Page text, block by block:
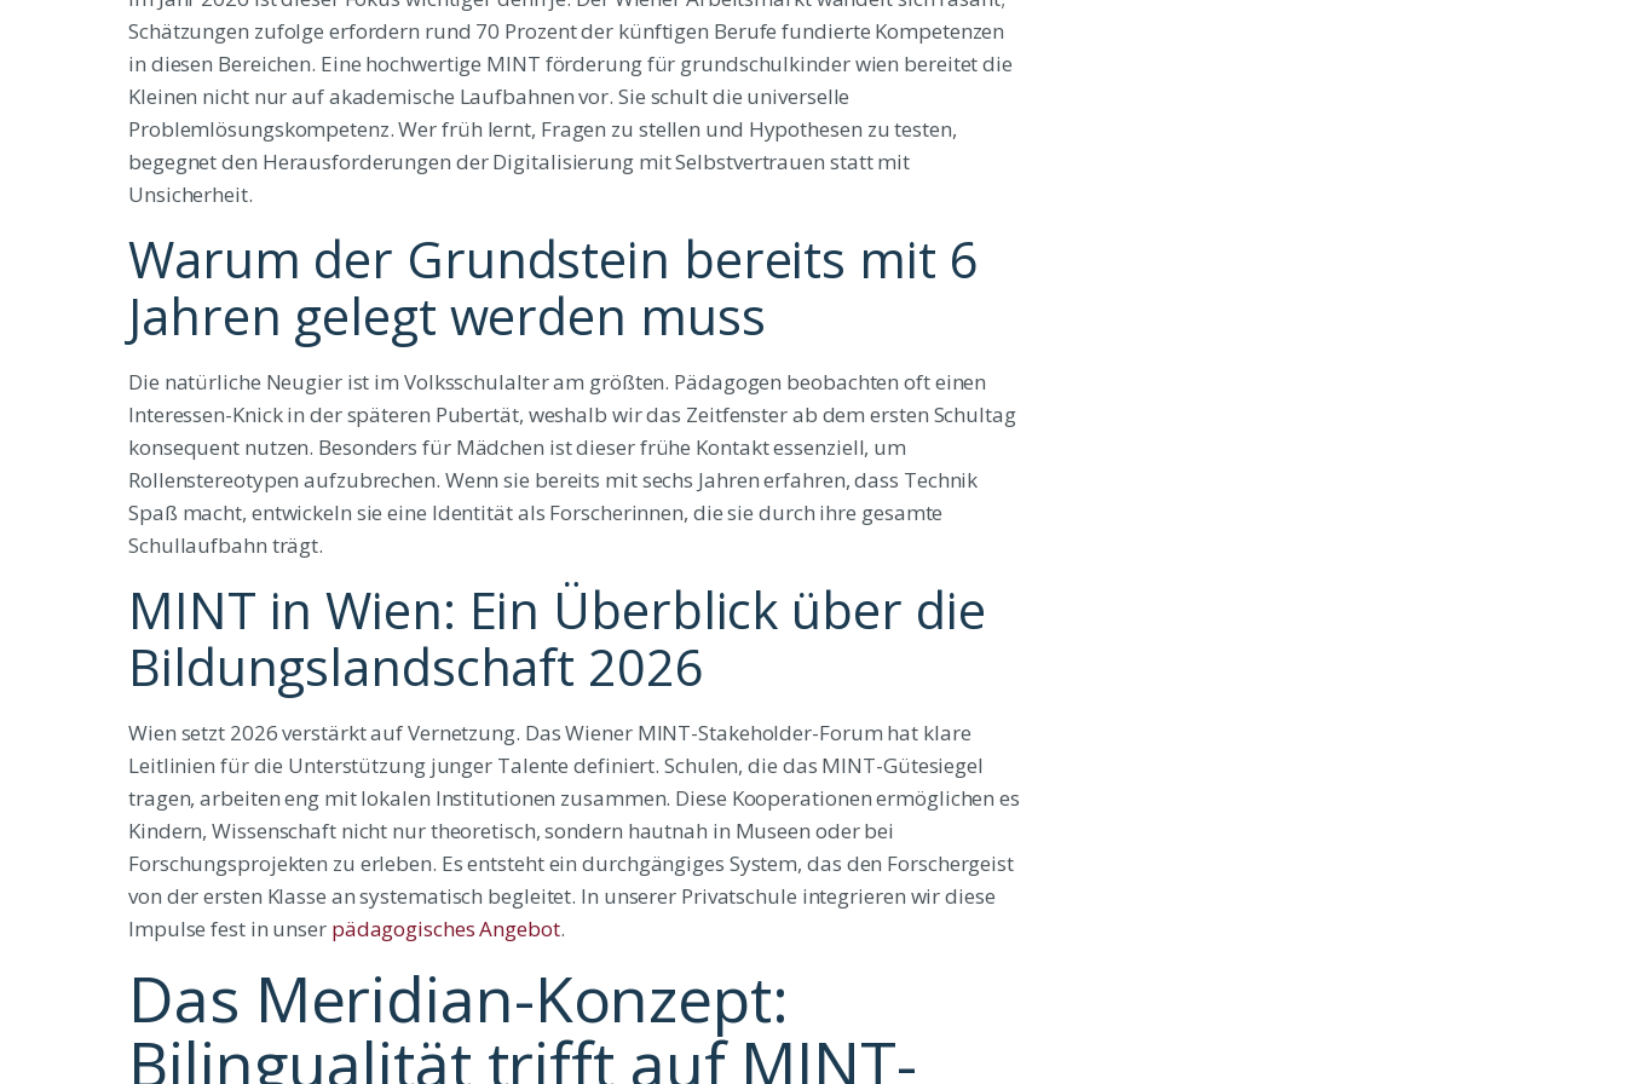
Schätzungen zufolge erfordern rund 70 Prozent der künftigen Berufe fundierte Kompetenzen
in diesen Bereichen. Eine hochwertige MINT förderung für grundschulkinder wien bereitet die
Kleinen nicht nur auf akademische Laufbahnen vor. Sie schult die universelle
Problemlösungskompetenz. Wer früh lernt, Fragen zu stellen und Hypothesen zu testen,
begegnet den Herausforderungen der Digitalisierung mit Selbstvertrauen statt mit
Unsicherheit.
Warum der Grundstein bereits mit 6
Jahren gelegt werden muss
Die natürliche Neugier ist im Volksschulalter am größten. Pädagogen beobachten oft einen
Interessen-Knick in der späteren Pubertät, weshalb wir das Zeitfenster ab dem ersten Schultag
konsequent nutzen. Besonders für Mädchen ist dieser frühe Kontakt essenziell, um
Rollenstereotypen aufzubrechen. Wenn sie bereits mit sechs Jahren erfahren, dass Technik
Spaß macht, entwickeln sie eine Identität als Forscherinnen, die sie durch ihre gesamte
Schullaufbahn trägt.
MINT in Wien: Ein Überblick über die
Bildungslandschaft 2026
Wien setzt 2026 verstärkt auf Vernetzung. Das Wiener MINT-Stakeholder-Forum hat klare
Leitlinien für die Unterstützung junger Talente definiert. Schulen, die das MINT-Gütesiegel
tragen, arbeiten eng mit lokalen Institutionen zusammen. Diese Kooperationen ermöglichen es
Kindern, Wissenschaft nicht nur theoretisch, sondern hautnah in Museen oder bei
Forschungsprojekten zu erleben. Es entsteht ein durchgängiges System, das den Forschergeist
von der ersten Klasse an systematisch begleitet. In unserer Privatschule integrieren wir diese
Impulse fest in unser pädagogisches Angebot.
Das Meridian-Konzept:
Bilingualität trifft auf MINT-